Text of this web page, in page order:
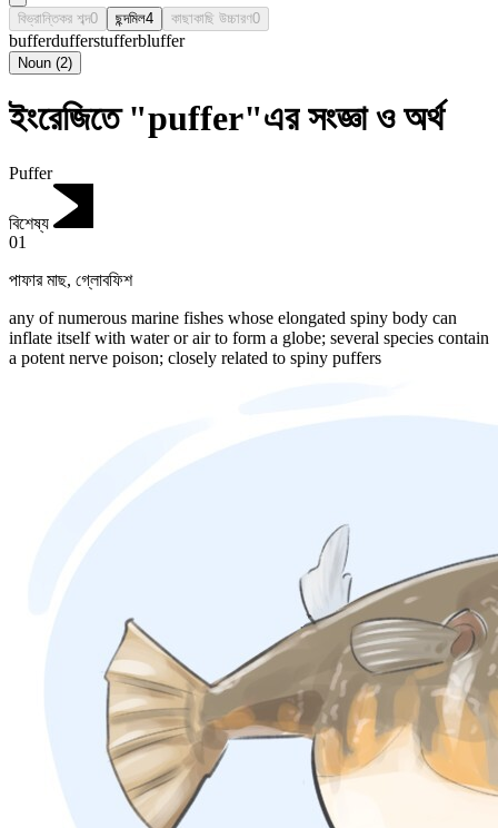
বিভ্রান্তিকর শব্দ0 ছন্দমিল4 কাছাকাছি উচ্চারণ0
bufferdufferstufferbluffer
Noun (2)
ইংরেজিতে "puffer"এর সংজ্ঞা ও অর্থ
Puffer
বিশেষ্য
01
পাফার মাছ, গ্লোবফিশ
any of numerous marine fishes whose elongated spiny body can
inflate itself with water or air to form a globe; several species contain
a potent nerve poison; closely related to spiny puffers